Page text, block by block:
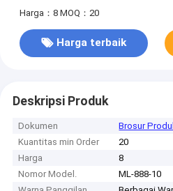
Kait Aman
Harga：8 MOQ：20
Harga terbaik
Deskripsi Produk
Dokumen
Brosur
Kuantitas min Order
20
Harga
8
Nomor Model.
ML-888-10